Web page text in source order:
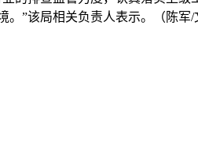
”该局相关负责人表示。（陈军/